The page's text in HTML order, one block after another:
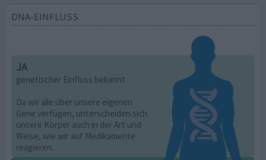
DNA-EINFLUSS
JA
genetischer Einfluss bekannt
Da wir alle über unsere eigenen
Gene verfügen, unterscheiden sich
unsere Körper auch in der Art und
Weise, wie wir auf Medikamente
reagieren.